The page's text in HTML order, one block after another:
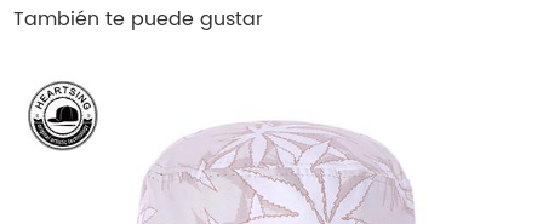
También te puede gustar